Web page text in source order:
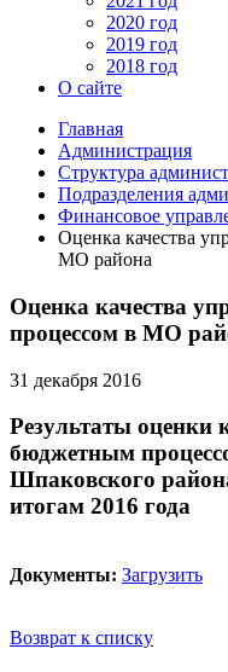
2020 год
2019 год
2018 год
О сайте
Главная
Администрация
Структура
Подразделения
Финансовое
Оценка качества
МО района
Оценка качества
процессом в МО
31 декабря 2016
Результаты оценки
бюджетным
Шпаковского
итогам 2016 года
Документы: Загрузить
Возврат к списку